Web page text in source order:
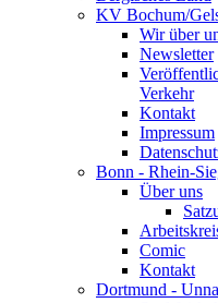
KV Bochum/
Wir über
Newsletter
Verkehr
Kontakt
Impressum
Bonn - Rhein-
Über uns
Comic
Kontakt
Dortmund - Unna